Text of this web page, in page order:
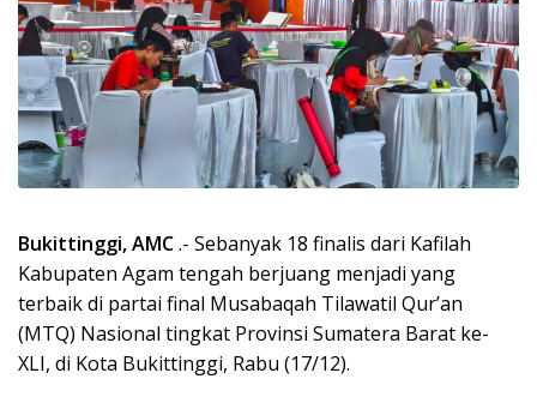
Bukittinggi, AMC.- Sebanyak 18 finalis dari Kafilah
Kabupaten Agam tengah berjuang menjadi yang
terbaik di partai final Musabaqah Tilawatil Qur’an
(MTQ) Nasional tingkat Provinsi Sumatera Barat ke-
XLI, di Kota Bukittinggi, Rabu (17/12).